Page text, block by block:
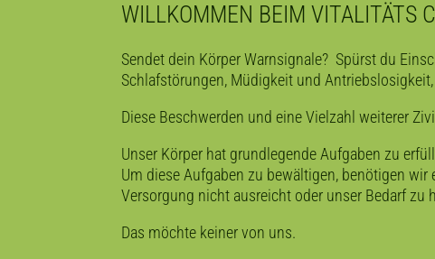
WILLKOMMEN BEIM VITALITÄTS
Sendet dein Körper Warnsignale? Spürst du
Schlafstörungen, Müdigkeit und
Diese Beschwerden und eine Vielzahl weiterer
Unser Körper hat grundlegende Aufgaben zu
Um diese Aufgaben zu bewältigen, benötigen
Versorgung nicht ausreicht oder unser Bedarf zu
Das möchte keiner von uns.